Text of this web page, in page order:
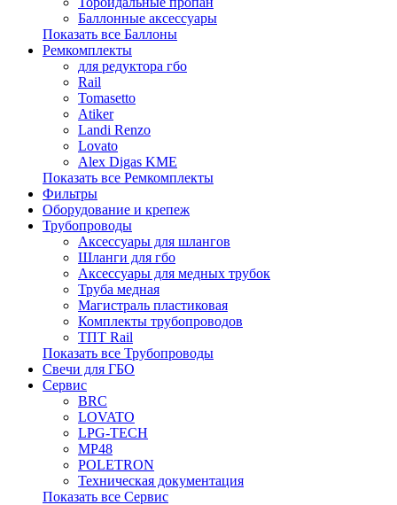
Баллонные аксессуары
Показать все Баллоны
Ремкомплекты
для редуктора гбо
Rail
Tomasetto
Atiker
Landi Renzo
Lovato
Alex Digas KME
Показать все Ремкомплекты
Фильтры
Оборудование и крепеж
Трубопроводы
Аксессуары для шлангов
Шланги для гбо
Аксессуары для медных трубок
Труба медная
Магистраль пластиковая
Комплекты трубопроводов
ТПТ Rail
Показать все Трубопроводы
Свечи для ГБО
Сервис
BRC
LOVATO
LPG-TECH
MP48
POLETRON
Техническая документация
Показать все Сервис